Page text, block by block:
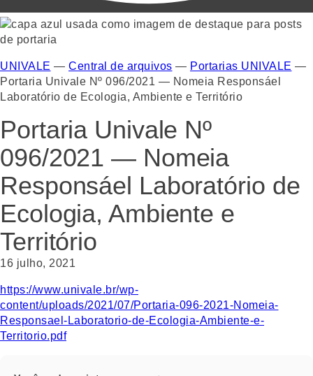
UNIVALE — Central de arquivos — Portarias UNIVALE —
Portaria Univale Nº 096/2021 — Nomeia Responsáel
Laboratório de Ecologia, Ambiente e Território
Portaria Univale Nº
096/2021 — Nomeia
Responsáel Laboratório de
Ecologia, Ambiente e
Território
16 julho, 2021
https://www.univale.br/wp-
content/uploads/2021/07/Portaria-096-2021-Nomeia-
Responsael-Laboratorio-de-Ecologia-Ambiente-e-
Territorio.pdf